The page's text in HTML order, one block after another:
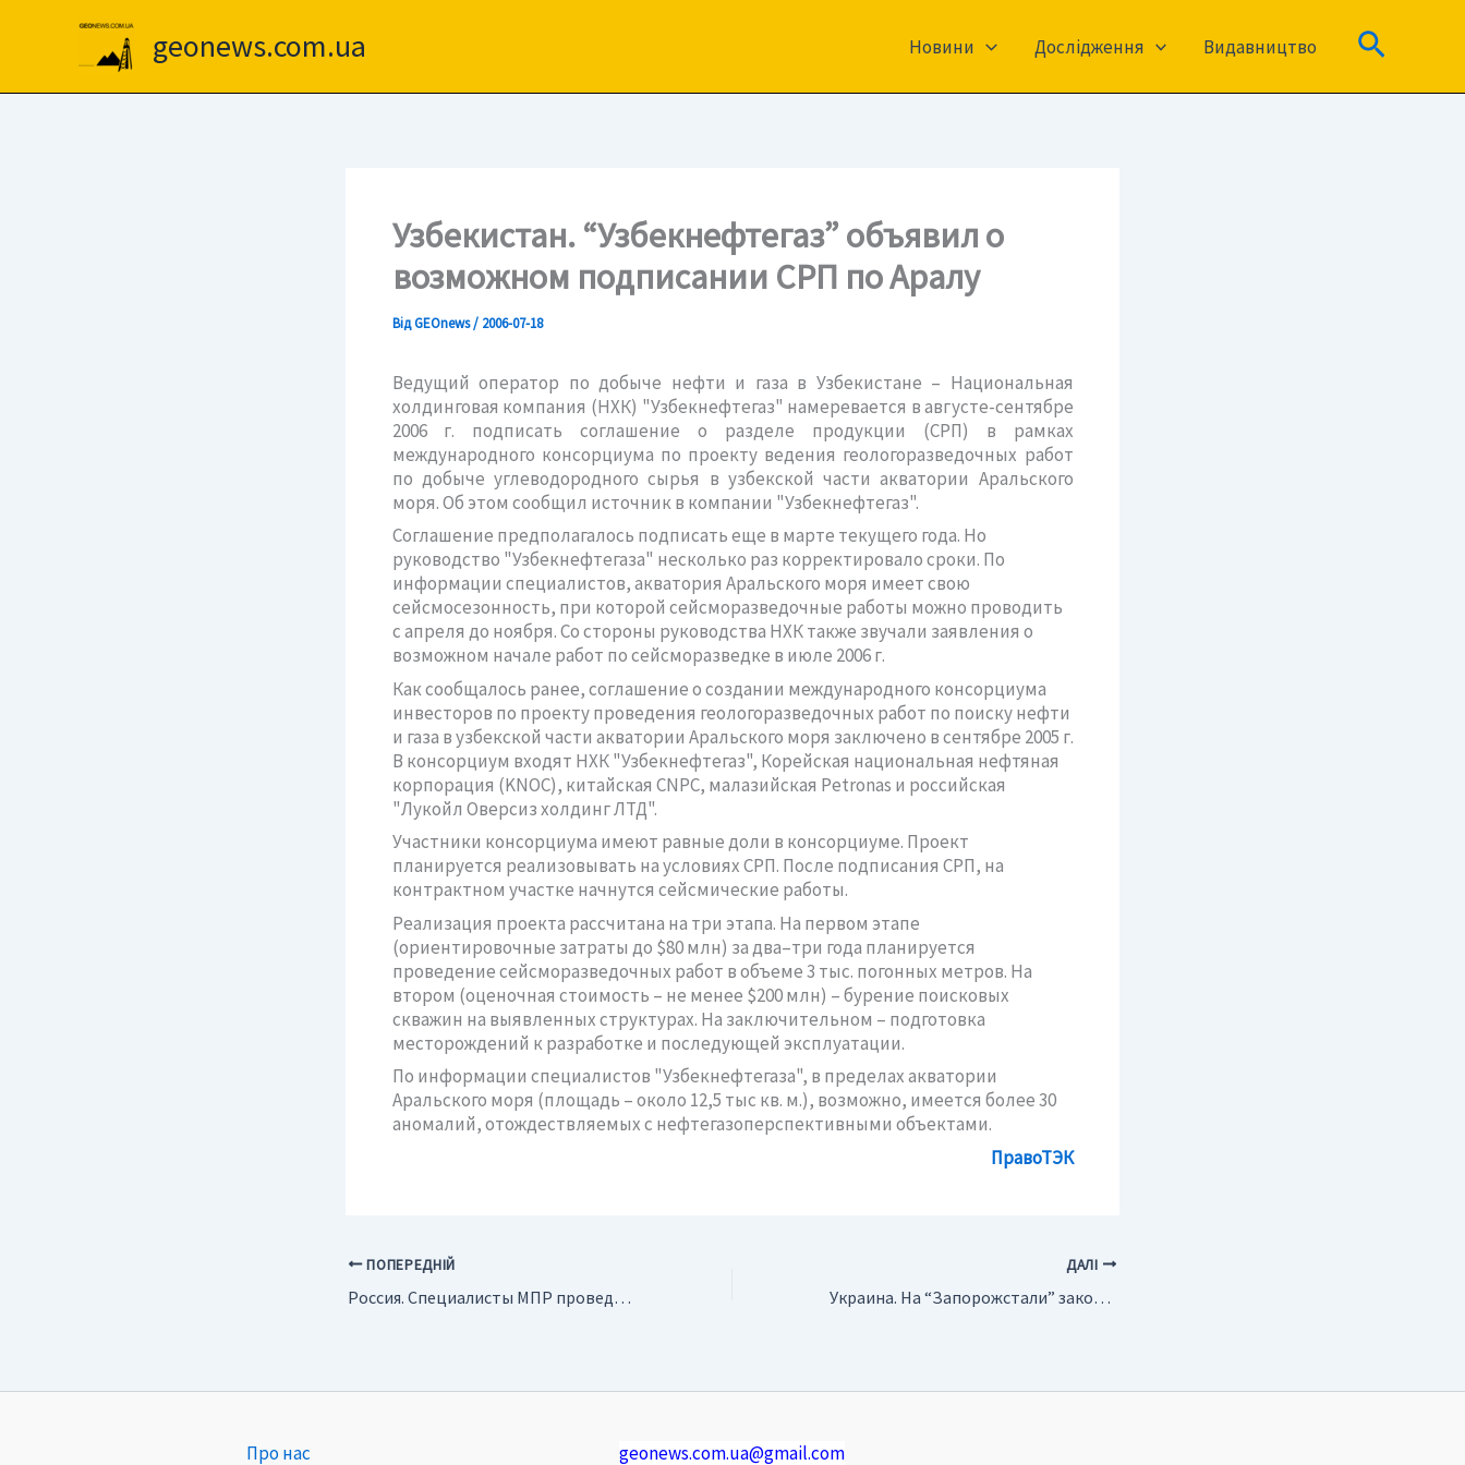
geonews.com.ua Новини Дослідження Видавництво Пошук
Узбекистан. “Узбекнефтегаз” объявил о
возможном подписании СРП по Аралу
ВідGEOnews/ 2006-07-18
Ведущий оператор по добыче нефти и газа в Узбекистане – Национальная
холдинговая компания (НХК) "Узбекнефтегаз" намеревается в августе-сентябре
2006 г. подписать соглашение о разделе продукции (СРП) в рамках
международного консорциума по проекту ведения геологоразведочных работ
по добыче углеводородного сырья в узбекской части акватории Аральского
моря. Об этом сообщил источник в компании "Узбекнефтегаз".
Соглашение предполагалось подписать еще в марте текущего года. Но
руководство "Узбекнефтегаза" несколько раз корректировало сроки. По
информации специалистов, акватория Аральского моря имеет свою
сейсмосезонность, при которой сейсморазведочные работы можно проводить
с апреля до ноября. Со стороны руководства НХК также звучали заявления о
возможном начале работ по сейсморазведке в июле 2006 г.
Как сообщалось ранее, соглашение о создании международного консорциума
инвесторов по проекту проведения геологоразведочных работ по поиску нефти
и газа в узбекской части акватории Аральского моря заключено в сентябре 2005 г.
В консорциум входят НХК "Узбекнефтегаз", Корейская национальная нефтяная
корпорация (KNOC), китайская CNPC, малазийская Petronas и российская
"Лукойл Оверсиз холдинг ЛТД".
Участники консорциума имеют равные доли в консорциуме. Проект
планируется реализовывать на условиях СРП. После подписания СРП, на
контрактном участке начнутся сейсмические работы.
Реализация проекта рассчитана на три этапа. На первом этапе
(ориентировочные затраты до $80 млн) за два–три года планируется
проведение сейсморазведочных работ в объеме 3 тыс. погонных метров. На
втором (оценочная стоимость – не менее $200 млн) – бурение поисковых
скважин на выявленных структурах. На заключительном – подготовка
месторождений к разработке и последующей эксплуатации.
По информации специалистов "Узбекнефтегаза", в пределах акватории
Аральского моря (площадь – около 12,5 тыс кв. м.), возможно, имеется более 30
аномалий, отождествляемых с нефтегазоперспективными объектами.
ПравоТЭК
ПОПЕРЕДНІЙ
Россия. Специалисты МПР проведут проверку Алтайского природного заповедника
ДАЛІ
Украина. На “Запорожстали” закончили независимый экологический аудит
Про нас geonews.com.ua@gmail.com